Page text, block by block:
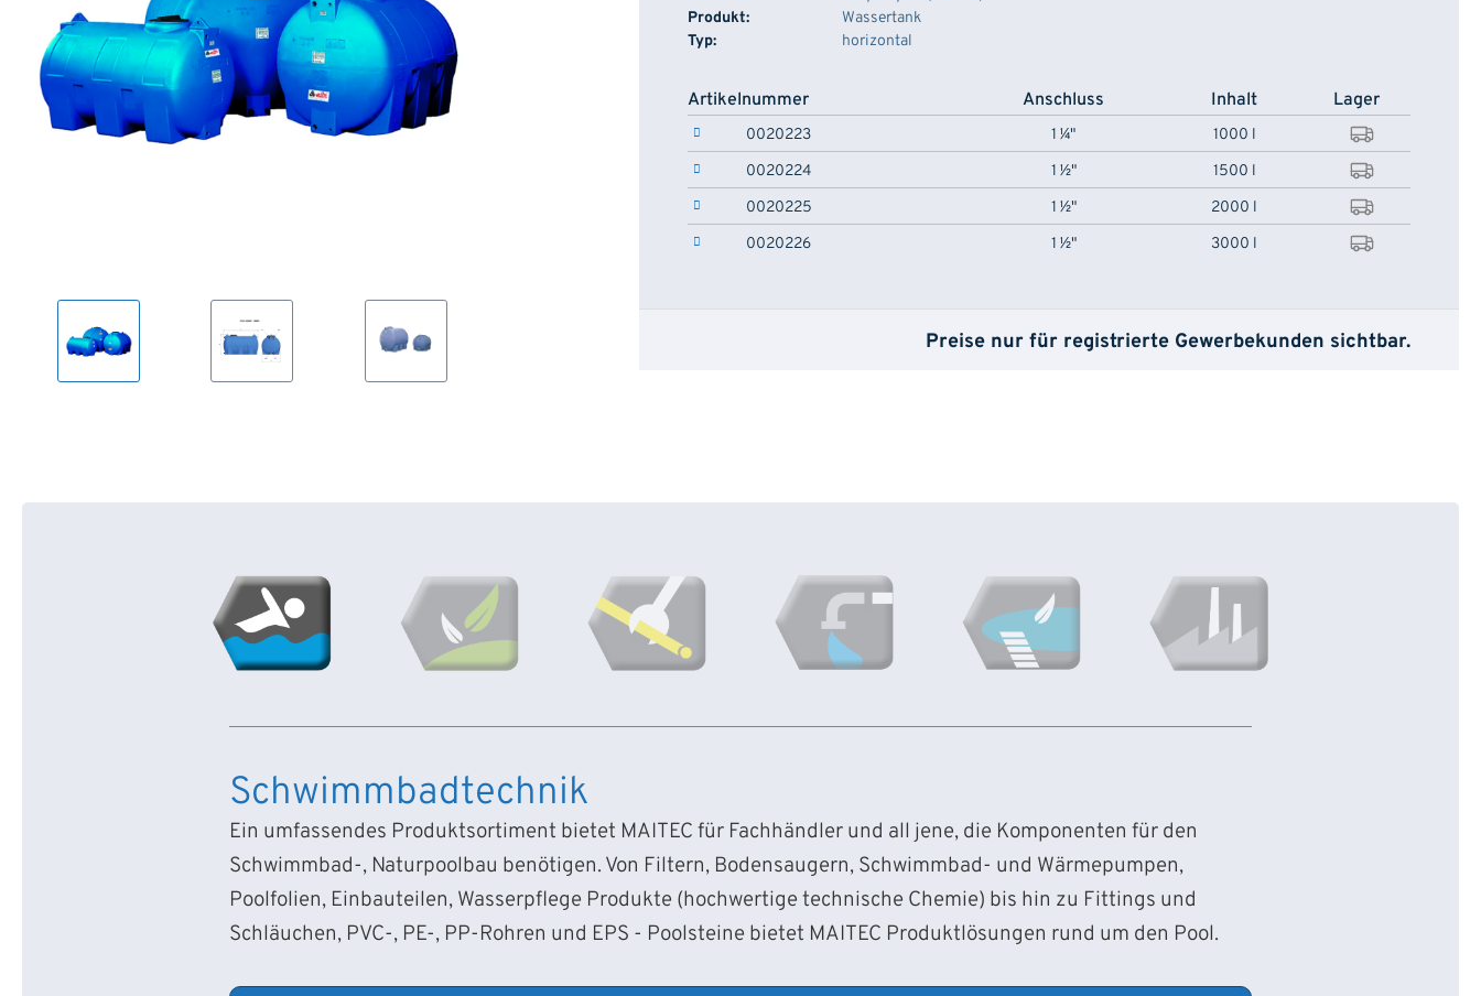
Produkt:
Wassertank
Typ:
horizontal
Artikelnummer Anschluss Inhalt Lager
0020223 1 ¼"
1000 l
0020224
1 ½"
1500 l
0020225
1 ½"
2000 l
0020226
1 ½" 3000 l
Preise nur für registrierte Gewerbekunden sichtbar.
Schwimmbadtechnik
Ein umfassendes Produktsortiment bietet MAITEC für Fachhändler und all jene, die Komponenten für den
Schwimmbad-, Naturpoolbau benötigen. Von Filtern, Bodensaugern, Schwimmbad- und Wärmepumpen,
Poolfolien, Einbauteilen, Wasserpflege Produkte (hochwertige technische Chemie) bis hin zu Fittings und
Schläuchen, PVC-, PE-, PP-Rohren und EPS - Poolsteine bietet MAITEC Produktlösungen rund um den Pool.